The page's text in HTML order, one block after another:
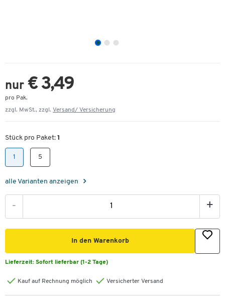
nur € 3,49
pro Pak.
zzgl. MwSt., zzgl. Versand/ Versicherung
Stück pro Paket: 1
1 5
alle Varianten anzeigen
- +
In den Warenkorb
Lieferzeit: Sofort lieferbar (1-2 Tage)
Kauf auf Rechnung möglich Versicherter Versand